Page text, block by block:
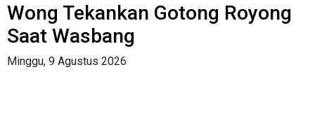
Wong Tekankan Gotong Royong
Saat Wasbang
Minggu, 9 Agustus 2026